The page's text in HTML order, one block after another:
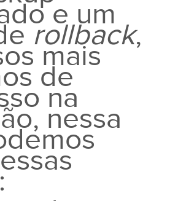
e um
rollback,
mais
de
na
nessa